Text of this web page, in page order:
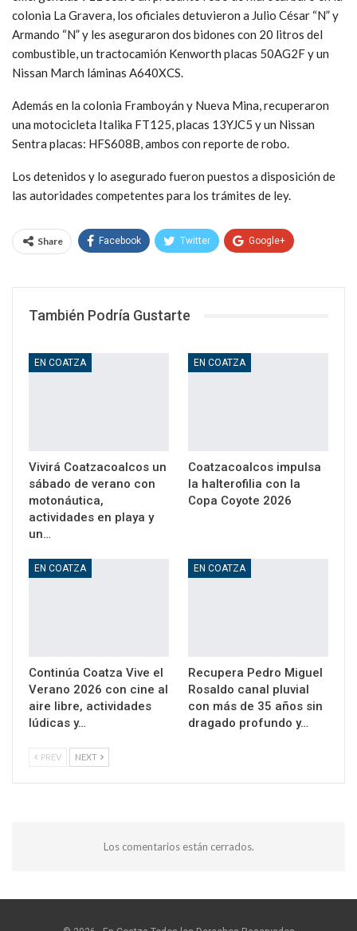
colonia La Gravera, los oficiales detuvieron a Julio César “N” y
Armando “N” y les aseguraron dos bidones con 20 litros del
combustible, un tractocamión Kenworth placas 50AG2F y un
Nissan March láminas A640XCS.
Además en la colonia Framboyán y Nueva Mina, recuperaron
una motocicleta Italika FT125, placas 13YJC5 y un Nissan
Sentra placas: HFS608B, ambos con reporte de robo.
Los detenidos y lo asegurado fueron puestos a disposición de
las autoridades competentes para los trámites de ley.
Share Facebook Twitter Google+
También Podría Gustarte
EN COATZA
Vivirá Coatzacoalcos un
sábado de verano con
motonáutica,
actividades en playa y
un…
EN COATZA
Coatzacoalcos impulsa
la halterofilia con la
Copa Coyote 2026
EN COATZA
Continúa Coatza Vive el
Verano 2026 con cine al
aire libre, actividades
lúdicas y…
EN COATZA
Recupera Pedro Miguel
Rosaldo canal pluvial
con más de 35 años sin
dragado profundo y…
PREV NEXT
Los comentarios están cerrados.